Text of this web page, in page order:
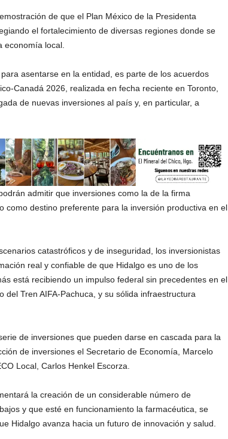
de que el Plan México de la Presidenta
el fortalecimiento de diversas regiones donde se
economía local.
asentarse en la entidad, es parte de los acuerdos
Canadá 2026, realizada en fecha reciente en Toronto,
de nuevas inversiones al país y, en particular, a
admitir que inversiones como la de la firma
como destino preferente para la inversión productiva en el
catastróficos y de inseguridad, los inversionistas
real y confiable de que Hidalgo es uno de los
está recibiendo un impulso federal sin precedentes en el
Tren AIFA-Pachuca, y su sólida infraestructura
de inversiones que pueden darse en cascada para la
de inversiones el Secretario de Economía, Marcelo
Local, Carlos Henkel Escorza.
la creación de un considerable número de
y que esté en funcionamiento la farmacéutica, se
Hidalgo avanza hacia un futuro de innovación y salud.